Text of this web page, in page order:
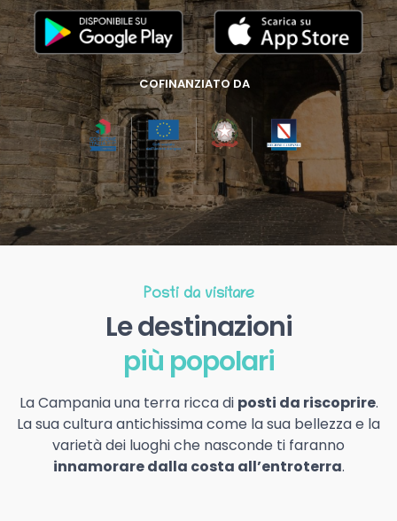
COFINANZIATO DA
Posti da visitare
Le destinazioni
più popolari
La Campania una terra ricca di posti da riscoprire.
La sua cultura antichissima come la sua bellezza e la
varietà dei luoghi che nasconde ti faranno
innamorare dalla costa all’entroterra.